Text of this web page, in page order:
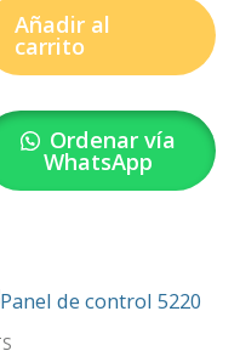
Añadir al
carrito
Ordenar vía
WhatsApp